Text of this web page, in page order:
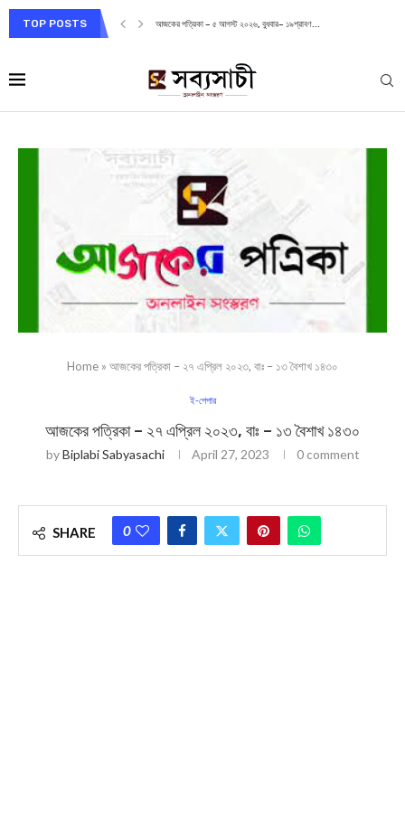
TOP POSTS আজকের পত্রিকা – ৫ আগস্ট ২০২৬, বুধবার– ১৯শ্রাবণ...
Home » আজকের পত্রিকা – ২৭ এপ্রিল ২০২৩, বাঃ – ১৩ বৈশাখ ১৪৩০
ই-পেপার
আজকের পত্রিকা – ২৭ এপ্রিল ২০২৩, বাঃ – ১৩ বৈশাখ ১৪৩০
byBiplabi Sabyasachi April 27, 2023 0 comment
SHARE 0